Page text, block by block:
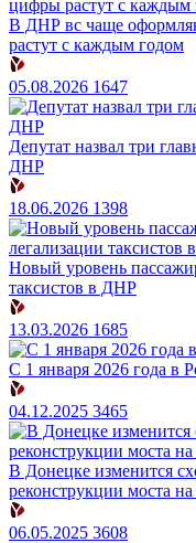
В ДНР вс чаще
растут с каждым годом
05.08.2026 1647
Депутат назвал три
ДНР
18.06.2026 1398
Новый уровень
таксистов в ДНР
13.03.2026 1685
С 1 января 2026 года в
04.12.2025 3465
В Донецке изменится
реконструкции моста
06.05.2025 3608